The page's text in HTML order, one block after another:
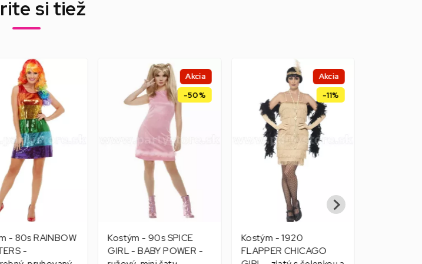
si tiež
- 80s RAINBOW
-
Akcia
-50%
Kostým - 90s SPICE
GIRL - BABY POWER -
Akcia
-11%
Kostým - 1920
FLAPPER CHICAGO